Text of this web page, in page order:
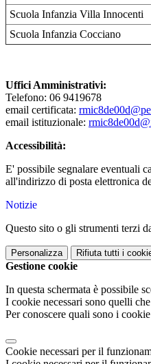
Scuola Infanzia Villa Innocenti
Scuola Infanzia Cocciano
Uffici Amministrativi:
Telefono: 06 9419678
email certificata:
email istituzionale:
Accessibilità:
E' possibile segnalare eventuali
all'indirizzo di posta elettronica
Notizie
Questo sito o gli strumenti terzi
Personalizza Rifiuta tutti i
Gestione cookie
In questa schermata è possibile
I cookie necessari sono quelli
Per conoscere quali sono i
Cookie necessari per il